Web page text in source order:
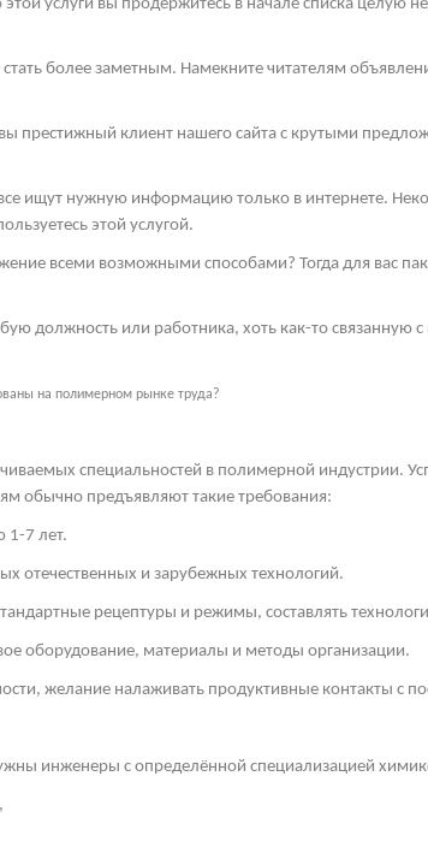
услуги вы продержитесь в начале списка целую
более заметным. Намекните читателям
престижный клиент нашего сайта с крутыми
ищут нужную информацию только в интернете.
этой услугой.
всеми возможными способами? Тогда для вас
должность или работника, хоть как-то
на полимерном рынке труда?
специальностей в полимерной индустрии.
обычно предъявляют такие требования:
1-7 лет.
отечественных и зарубежных технологий.
рецептуры и режимы, составлять
оборудование, материалы и методы организации.
желание налаживать продуктивные контакты
инженеры с определённой специализацией